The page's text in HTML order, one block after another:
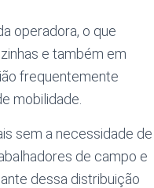
operadora, o que
e também em
frequentemente
mobilidade.
sem a necessidade de
de campo e
dessa distribuição